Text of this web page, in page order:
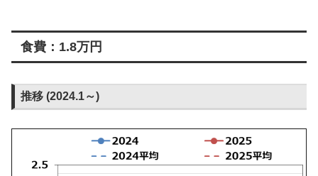
食費：1.8万円
推移 (2024.1～)